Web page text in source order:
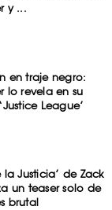
y ...
en traje negro:
lo revela en su
League’
la Justicia’ de Zack
un teaser solo de
brutal